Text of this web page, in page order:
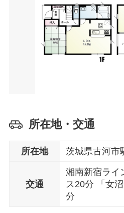
所在地・交通
所在地 茨城県古河市
交通
湘南新宿ライ
ス20分 「女
分